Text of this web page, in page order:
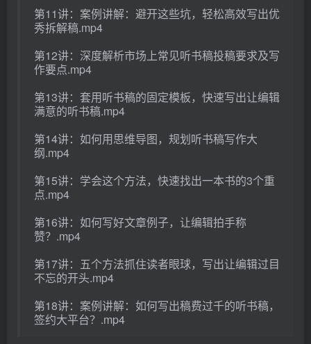
第11讲：案例讲解：避开这些坑，轻松高效写出优
秀拆解稿.mp4
第12讲：深度解析市场上常见听书稿投稿要求及写
作要点.mp4
第13讲：套用听书稿的固定模板，快速写出让编辑
满意的听书稿.mp4
第14讲：如何用思维导图，规划听书稿写作大
纲.mp4
第15讲：学会这个方法，快速找出一本书的3个重
点.mp4
第16讲：如何写好文章例子，让编辑拍手称
赞？.mp4
第17讲：五个方法抓住读者眼球，写出让编辑过目
不忘的开头.mp4
第18讲：案例讲解：如何写出稿费过千的听书稿，
签约大平台？.mp4